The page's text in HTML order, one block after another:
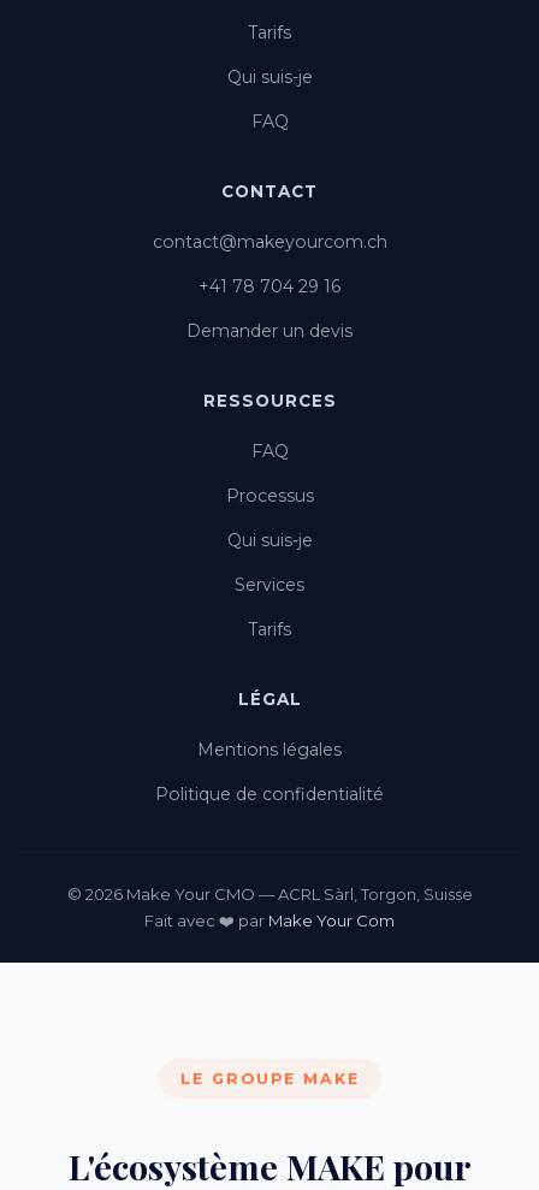
Tarifs
Qui suis-je
FAQ
CONTACT
contact@makeyourcom.ch
+41 78 704 29 16
Demander un devis
RESSOURCES
FAQ
Processus
Qui suis-je
Services
Tarifs
LÉGAL
Mentions légales
Politique de confidentialité
© 2026 Make Your CMO — ACRL Sàrl, Torgon, Suisse
Fait avec ❤️ par Make Your Com
LE GROUPE MAKE
L'écosystème MAKE pour